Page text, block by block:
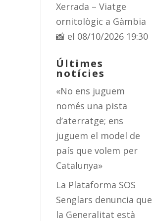
Xerrada – Viatge
ornitològic a Gàmbia
📸 el 08/10/2026 19:30
Últimes
notícies
«No ens juguem
només una pista
d’aterratge; ens
juguem el model de
país que volem per
Catalunya»
La Plataforma SOS
Senglars denuncia que
la Generalitat està